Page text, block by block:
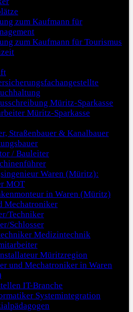
zum Kaufmann für
zum Kaufmann für Tourismus
Müritz-Sparkasse
Müritz-Sparkasse
Straßenbauer & Kanalbauer
/ Bauleiter
Waren (Müritz):
MOT
in Waren (Müritz)
Mechatroniker
Techniker
Schlosser
Medizintechnik
Müritzregion
und Mechatroniker in Waren
IT-Branche
Systemintegration